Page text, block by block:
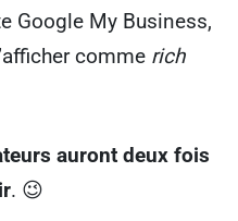
Google My Business,
comme rich
auront deux fois
. 😉